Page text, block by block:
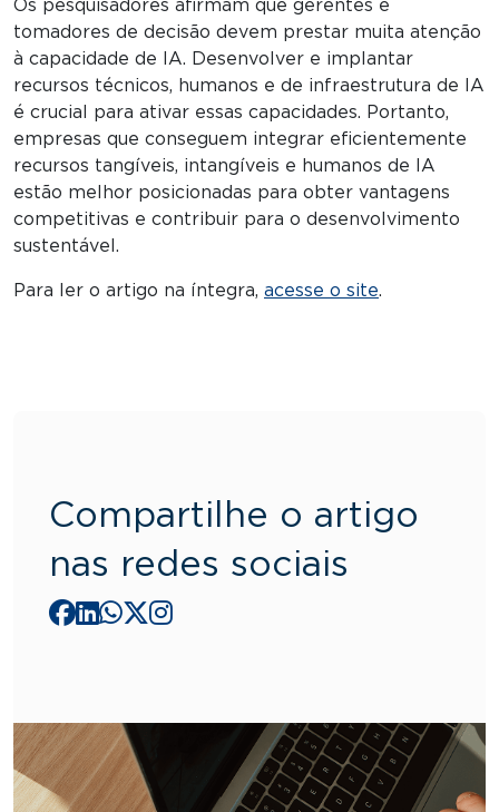
Os pesquisadores afirmam que gerentes e
tomadores de decisão devem prestar muita atenção
à capacidade de IA. Desenvolver e implantar
recursos técnicos, humanos e de infraestrutura de IA
é crucial para ativar essas capacidades. Portanto,
empresas que conseguem integrar eficientemente
recursos tangíveis, intangíveis e humanos de IA
estão melhor posicionadas para obter vantagens
competitivas e contribuir para o desenvolvimento
sustentável.
Para ler o artigo na íntegra, acesse o site.
Compartilhe o artigo
nas redes sociais